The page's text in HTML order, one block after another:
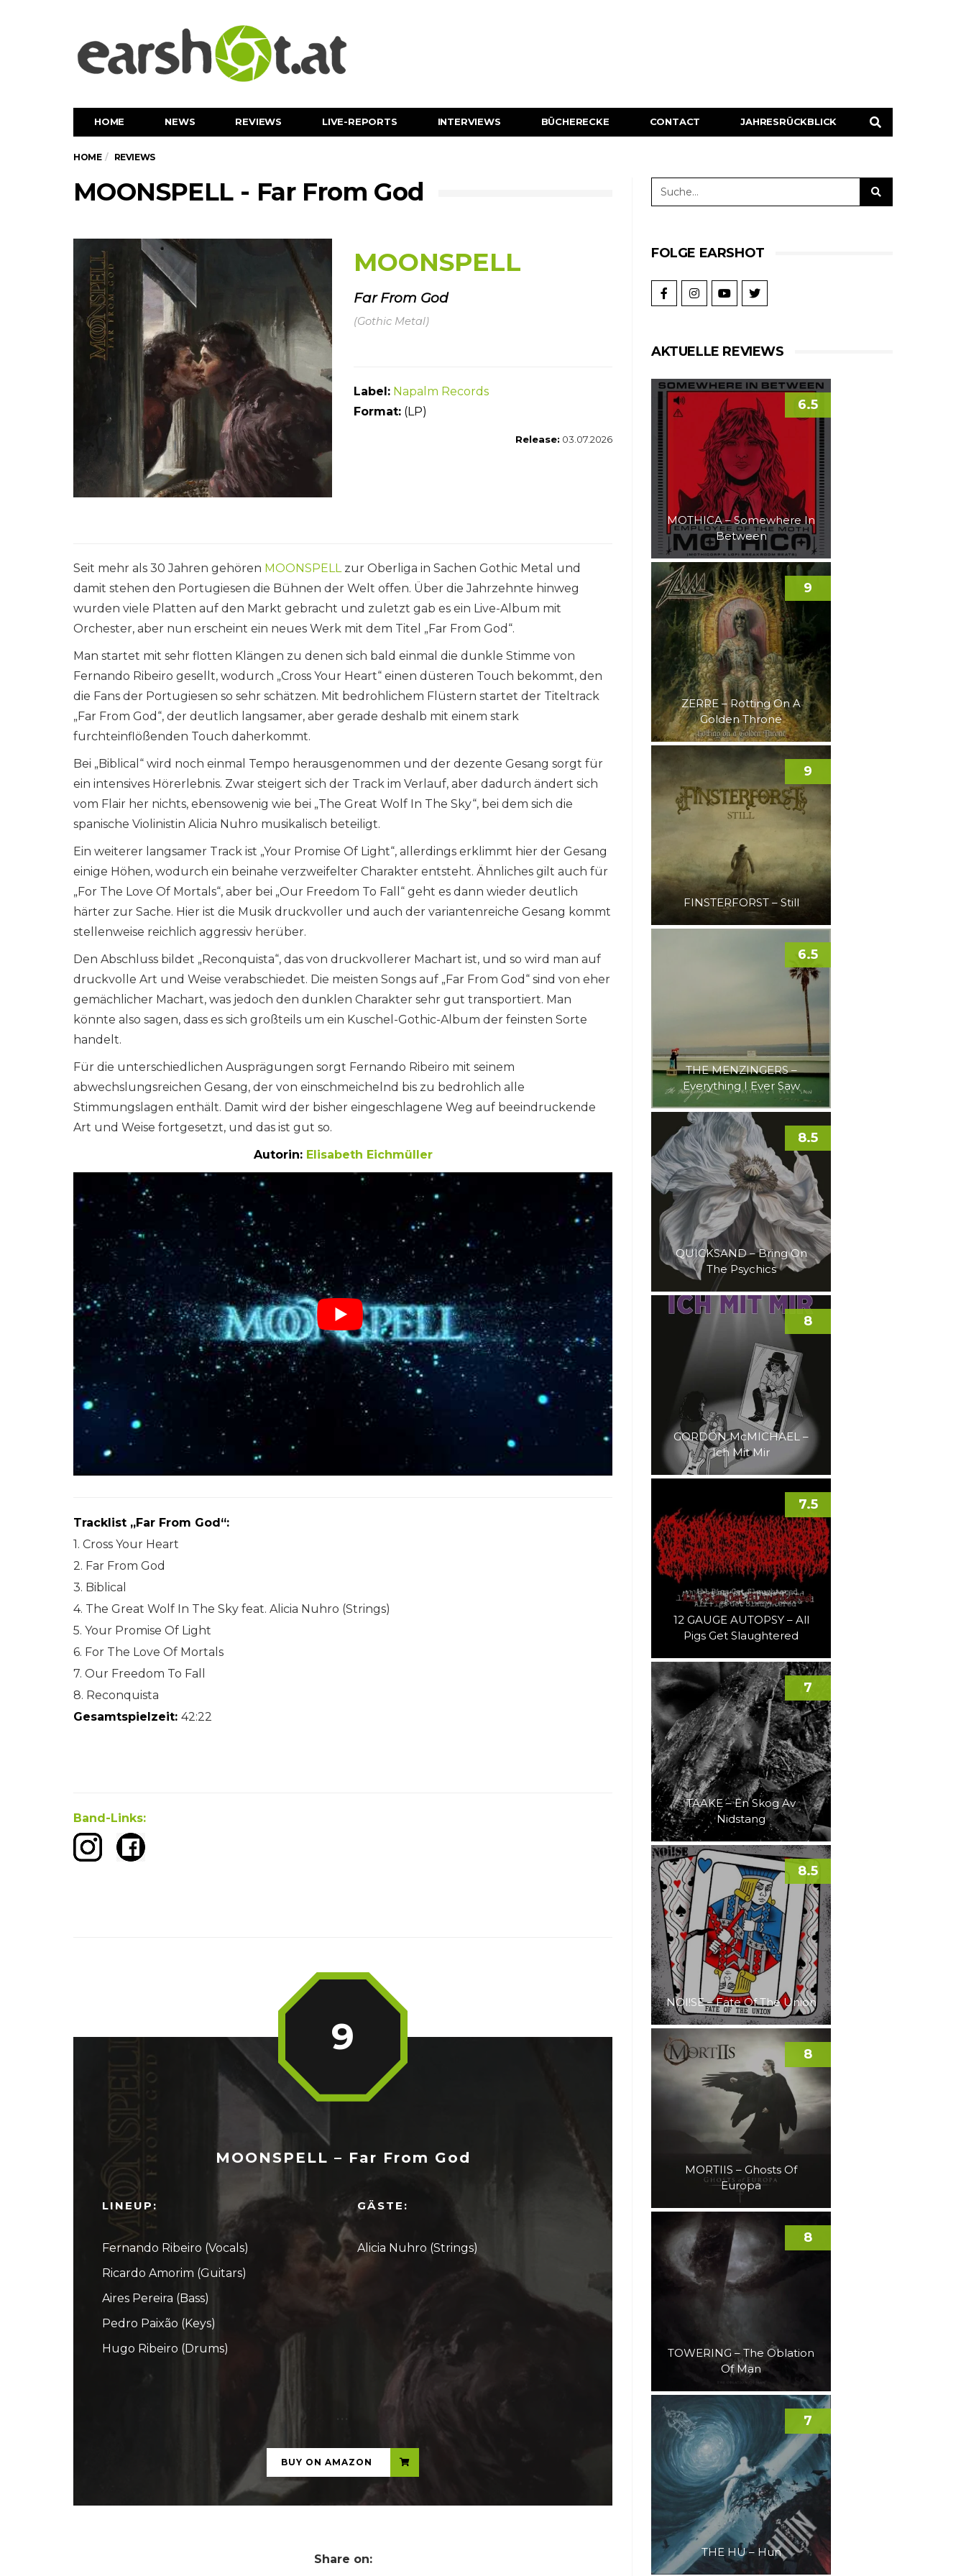
HOME NEWS REVIEWS LIVE-REPORTS INTERVIEWS BÜCHERECKE CONTACT JAHRESRÜCKBLICK
HOME REVIEWS
MOONSPELL - Far From God
MOONSPELL
Far From God
(Gothic Metal)
Label: Napalm Records
Format: (LP)
Release: 03.07.2026
Seit mehr als 30 Jahren gehören MOONSPELLzur Oberliga in Sachen Gothic Metal und
damit stehen den Portugiesen die Bühnen der Welt offen. Über die Jahrzehnte hinweg
wurden viele Platten auf den Markt gebracht und zuletzt gab es ein Live-Album mit
Orchester, aber nun erscheint ein neues Werk mit dem Titel „Far From God“.
Man startet mit sehr flotten Klängen zu denen sich bald einmal die dunkle Stimme von
Fernando Ribeiro gesellt, wodurch „Cross Your Heart“ einen düsteren Touch bekommt, den
die Fans der Portugiesen so sehr schätzen. Mit bedrohlichem Flüstern startet der Titeltrack
„Far From God“, der deutlich langsamer, aber gerade deshalb mit einem stark
furchteinflößenden Touch daherkommt.
Bei „Biblical“ wird noch einmal Tempo herausgenommen und der dezente Gesang sorgt für
ein intensives Hörerlebnis. Zwar steigert sich der Track im Verlauf, aber dadurch ändert sich
vom Flair her nichts, ebensowenig wie bei „The Great Wolf In The Sky“, bei dem sich die
spanische Violinistin Alicia Nuhro musikalisch beteiligt.
Ein weiterer langsamer Track ist „Your Promise Of Light“, allerdings erklimmt hier der Gesang
einige Höhen, wodurch ein beinahe verzweifelter Charakter entsteht. Ähnliches gilt auch für
„For The Love Of Mortals“, aber bei „Our Freedom To Fall“ geht es dann wieder deutlich
härter zur Sache. Hier ist die Musik druckvoller und auch der variantenreiche Gesang kommt
stellenweise reichlich aggressiv herüber.
Den Abschluss bildet „Reconquista“, das von druckvollerer Machart ist, und so wird man auf
druckvolle Art und Weise verabschiedet. Die meisten Songs auf „Far From God“ sind von eher
gemächlicher Machart, was jedoch den dunklen Charakter sehr gut transportiert. Man
könnte also sagen, dass es sich großteils um ein Kuschel-Gothic-Album der feinsten Sorte
handelt.
Für die unterschiedlichen Ausprägungen sorgt Fernando Ribeiro mit seinem
abwechslungsreichen Gesang, der von einschmeichelnd bis zu bedrohlich alle
Stimmungslagen enthält. Damit wird der bisher eingeschlagene Weg auf beeindruckende
Art und Weise fortgesetzt, und das ist gut so.
Autorin: Elisabeth Eichmüller
Tracklist „Far From God“:
1. Cross Your Heart
2. Far From God
3. Biblical
4. The Great Wolf In The Sky feat. Alicia Nuhro (Strings)
5. Your Promise Of Light
6. For The Love Of Mortals
7. Our Freedom To Fall
8. Reconquista
Gesamtspielzeit: 42:22
Band-Links:
MOONSPELL – Far From God
LINEUP:
Fernando Ribeiro (Vocals)
Ricardo Amorim (Guitars)
Aires Pereira (Bass)
Pedro Paixão (Keys)
Hugo Ribeiro (Drums)
GÄSTE:
Alicia Nuhro (Strings)
9
...
BUY ON AMAZON
Share on:
FOLGE EARSHOT
AKTUELLE REVIEWS
MOTHICA – Somewhere In
Between
6.5
ZERRE – Rotting On A
Golden Throne
9
FINSTERFORST – Still
9
THE MENZINGERS –
Everything I Ever Saw
6.5
QUICKSAND – Bring On
The Psychics
8.5
GORDON McMICHAEL –
Ich Mit Mir
8
12 GAUGE AUTOPSY – All
Pigs Get Slaughtered
7.5
TAAKE – En Skog Av
Nidstang
7
NOI!SE – Fate Of The Union
8.5
MORTIIS – Ghosts Of
Europa
8
TOWERING – The Oblation
Of Man
8
THE HU – Hun
7